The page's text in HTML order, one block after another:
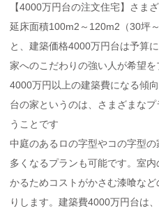
【4000万円台の注文住宅】さま
延床面積100m2～120m2（30坪
と、建築価格4000万円台は予算
家へのこだわりの強い人が希望を
4000万円以上の建築費になる傾
台の家というのは、さまざまな
うことです
中庭のあるロの字型やコの字型
多くなるプランも可能です。室
かるためコストがかさむ漆喰な
りします。建築費4000万円台は